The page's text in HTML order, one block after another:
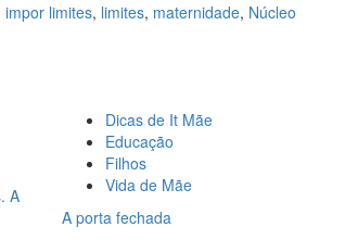
impor limites, limites, maternidade, Núcleo
A
Dicas de It Mãe
Educação
Filhos
Vida de Mãe
A porta fechada